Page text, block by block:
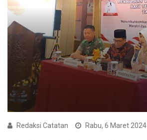
Redaksi Catatan Rabu, 6 Maret 2024